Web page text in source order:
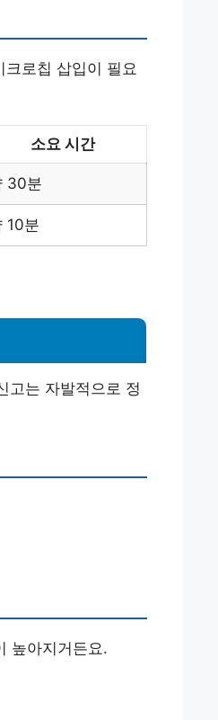
로칩 삽입이 필요
소요 시간
30분
10분
고는 자발적으로 정
높아지거든요.